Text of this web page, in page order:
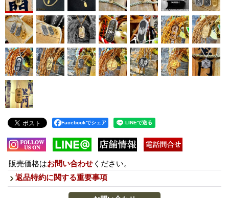
Facebookでシェア
販売価格はお問い合わせ ください。
返品特約に関する重要事項